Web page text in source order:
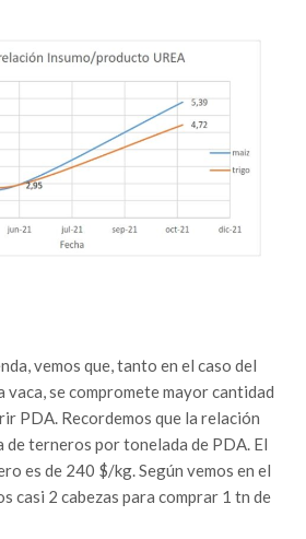
vemos que, tanto en el caso del
vaca, se compromete mayor cantidad
PDA. Recordemos que la relación
de terneros por tonelada de PDA. El
es de 240 $/kg. Según vemos en el
casi 2 cabezas para comprar 1 tn de